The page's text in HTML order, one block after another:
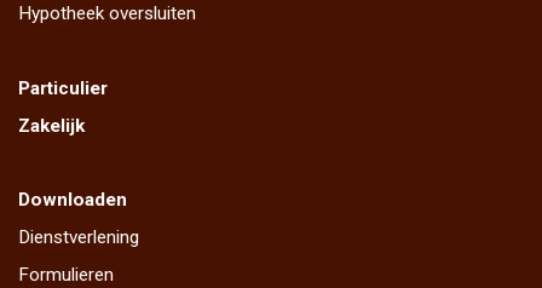
Hypotheek oversluiten
Particulier
Zakelijk
Downloaden
Dienstverlening
Formulieren